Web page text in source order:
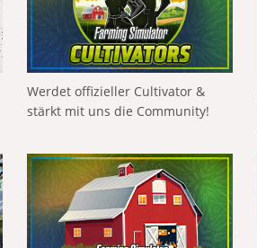
Werdet offizieller Cultivator &
stärkt mit uns die Community!